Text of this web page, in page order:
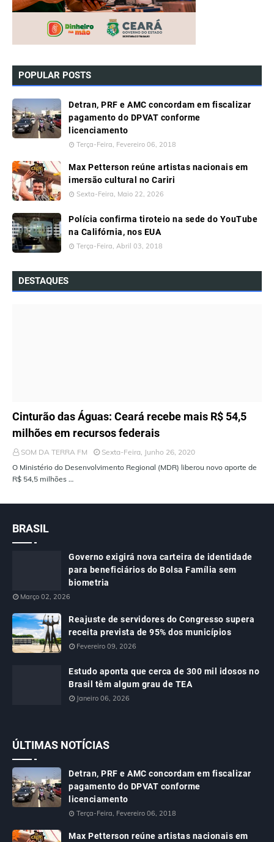
POPULAR POSTS
Detran, PRF e AMC concordam em fiscalizar
pagamento do DPVAT conforme
licenciamento
Terça-Feira, Fevereiro 06, 2018
Max Petterson reúne artistas nacionais em
imersão cultural no Cariri
Sexta-Feira, Maio 22, 2026
Polícia confirma tiroteio na sede do YouTube
na Califórnia, nos EUA
Terça-Feira, Abril 03, 2018
DESTAQUES
ÚLTIMAS NOTÍCIAS
Cinturão das Águas: Ceará recebe mais R$ 54,5
milhões em recursos federais
SOM DA TERRA FM
Sexta-Feira, Junho 26, 2020
O Ministério do Desenvolvimento Regional (MDR) liberou novo aporte de
R$ 54,5 milhões …
BRASIL
Governo exigirá nova carteira de identidade
para beneficiários do Bolsa Família sem
biometria
Março 02, 2026
Reajuste de servidores do Congresso supera
receita prevista de 95% dos municípios
Fevereiro 09, 2026
Estudo aponta que cerca de 300 mil idosos no
Brasil têm algum grau de TEA
Janeiro 06, 2026
ÚLTIMAS NOTÍCIAS
Detran, PRF e AMC concordam em fiscalizar
pagamento do DPVAT conforme
licenciamento
Terça-Feira, Fevereiro 06, 2018
Max Petterson reúne artistas nacionais em